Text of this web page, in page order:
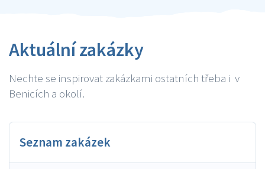
Aktuální zakázky
Nechte se inspirovat zakázkami ostatních třeba i v
Benicích a okolí.
Seznam zakázek